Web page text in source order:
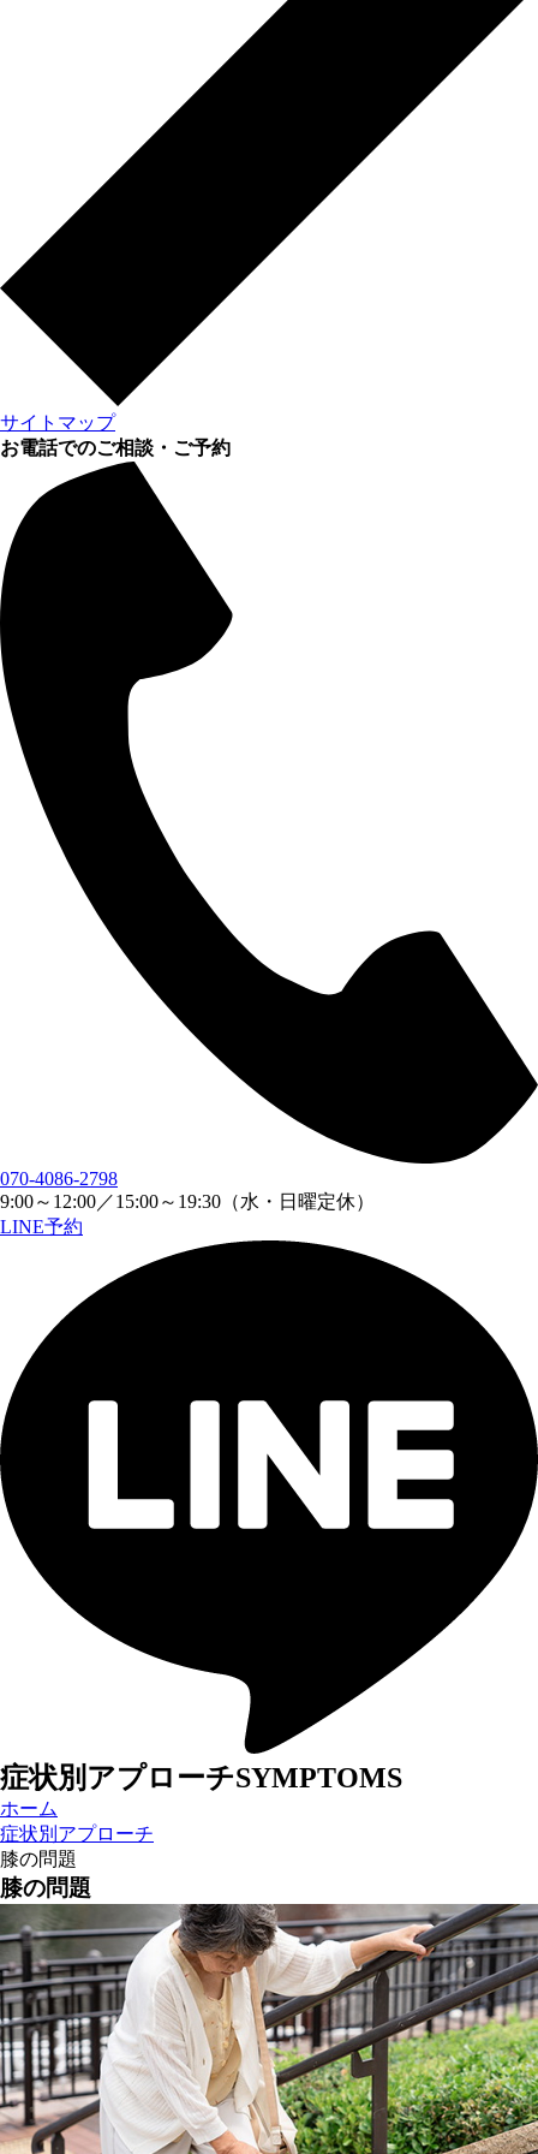
サイトマップ
お電話でのご相談・ご予約
070-4086-2798
9:00～ 12:00／15:00～ 19:30 （水・日曜定休）
LINE予約
症状別アプローチSYMPTOMS
ホーム
症状別アプローチ
膝の問題
膝の問題